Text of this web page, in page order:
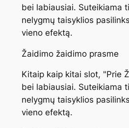
bei labiausiai. Suteikiama
nelygmų taisyklios
vieno efektą.
Žaidimo žaidimo prasme
Kitaip kaip kitai slot, "Prie
bei labiausiai. Suteikiama
nelygmų taisyklios
vieno efektą.